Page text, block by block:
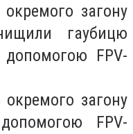
окремого загону
гаубицю
FPV-
окремого загону
FPV-